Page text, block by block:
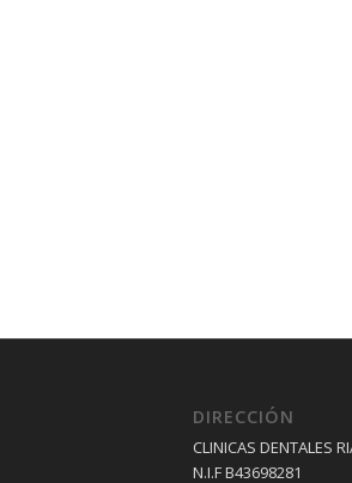
DIRECCIÓN
CLINICAS DENTALES
N.I.F B43698281